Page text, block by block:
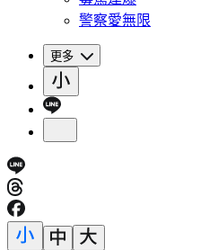
警察愛無限
更多